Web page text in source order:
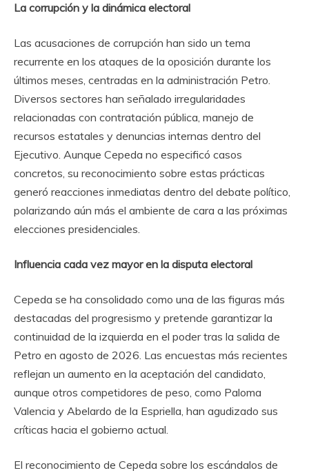
La corrupción y la dinámica electoral
Las acusaciones de corrupción han sido un tema
recurrente en los ataques de la oposición durante los
últimos meses, centradas en la administración Petro.
Diversos sectores han señalado irregularidades
relacionadas con contratación pública, manejo de
recursos estatales y denuncias internas dentro del
Ejecutivo. Aunque Cepeda no especificó casos
concretos, su reconocimiento sobre estas prácticas
generó reacciones inmediatas dentro del debate político,
polarizando aún más el ambiente de cara a las próximas
elecciones presidenciales.
Influencia cada vez mayor en la disputa electoral
Cepeda se ha consolidado como una de las figuras más
destacadas del progresismo y pretende garantizar la
continuidad de la izquierda en el poder tras la salida de
Petro en agosto de 2026. Las encuestas más recientes
reflejan un aumento en la aceptación del candidato,
aunque otros competidores de peso, como Paloma
Valencia y Abelardo de la Espriella, han agudizado sus
críticas hacia el gobierno actual.
El reconocimiento de Cepeda sobre los escándalos de